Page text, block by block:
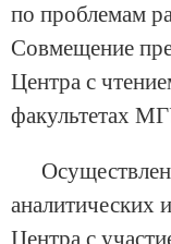
по проблемам
Совмещение
Центра с
факультетах
аналитических
Центра с